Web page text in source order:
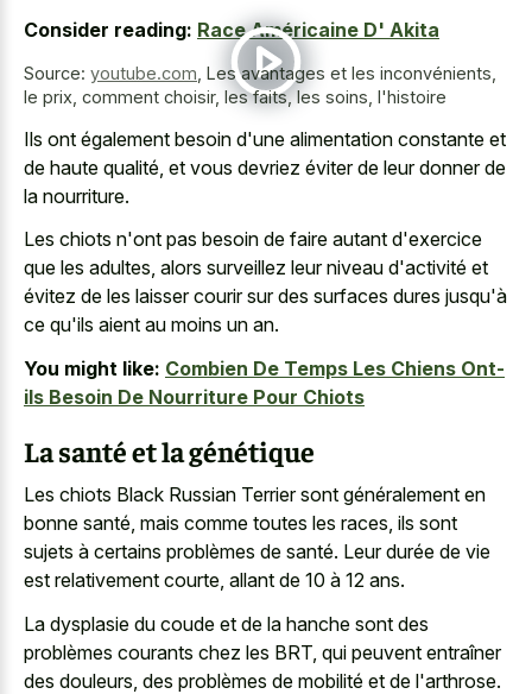
Consider reading: Race Américaine D' Akita
Source: youtube.com Les avantages et les inconvénients,
le prix, comment choisir, les faits, les soins, l'histoire
Ils ont également besoin d'une alimentation constante et
de haute qualité, et vous devriez éviter de leur donner de
la nourriture.
Les chiots n'ont pas besoin de faire autant d'exercice
que les adultes, alors surveillez leur niveau d'activité et
évitez de les laisser courir sur des surfaces dures jusqu'à
ce qu'ils aient au moins un an.
You might like: Combien De Temps Les Chiens Ont-
ils Besoin De Nourriture Pour Chiots
La santé et la génétique
Les chiots Black Russian Terrier sont généralement en
bonne santé, mais comme toutes les races, ils sont
sujets à certains problèmes de santé. Leur durée de vie
est relativement courte, allant de 10 à 12 ans.
La dysplasie du coude et de la hanche sont des
problèmes courants chez les BRT, qui peuvent entraîner
des douleurs, des problèmes de mobilité et de l'arthrose.